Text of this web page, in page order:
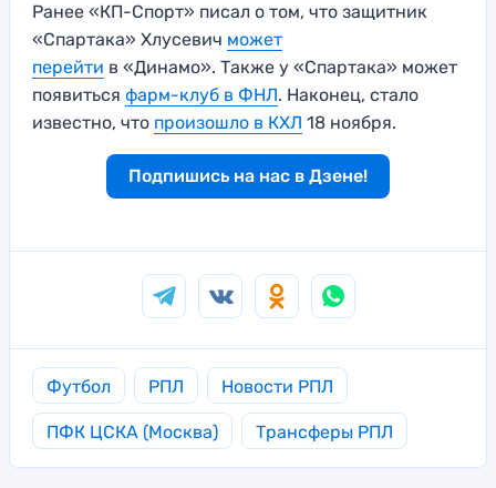
Ранее «КП-Спорт» писал о том, что защитник
«Спартака» Хлусевич может
перейти в «Динамо». Также у «Спартака» может
появиться фарм-клуб в ФНЛ. Наконец, стало
известно, что произошло в КХЛ 18 ноября.
Подпишись на нас в Дзене!
Футбол РПЛ Новости РПЛ
ПФК ЦСКА (Москва) Трансферы РПЛ